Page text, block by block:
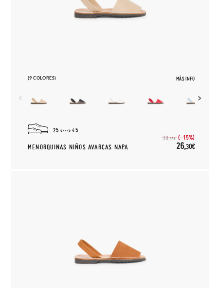
(9 COLORES) MÁS INFO
25 45
MENORQUINAS NIÑOS AVARCAS NAPA
30,95€ (-15%)
26,30€